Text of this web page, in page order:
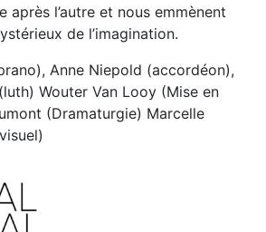
après l’autre et nous emmènent
de l’imagination.
Anne Niepold (accordéon),
Wouter Van Looy (Mise en
(Dramaturgie) Marcelle